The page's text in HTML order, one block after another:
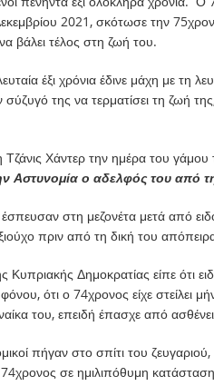
2021, σκότωσε την
βάλει τέλος στη ζωή του.
έξι χρόνια έδινε μάχη με τη
της να τερματίσει τη ζωή
Τζάνις Χάντερ την ημέρα του γάμου
Αστυνομία ο αδελφός του από
έσπευσαν στη μεζονέτα μετά από
πριν από τη δική του
Κυπριακής Δημοκρατίας είπε ότι
ότι ο 74χρονος είχε στείλει
του, επειδή έπασχε από
πήγαν στο σπίτι του
74χρονος σε ημιλιπόθυμη